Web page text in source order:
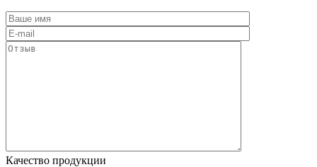
Качество продукции